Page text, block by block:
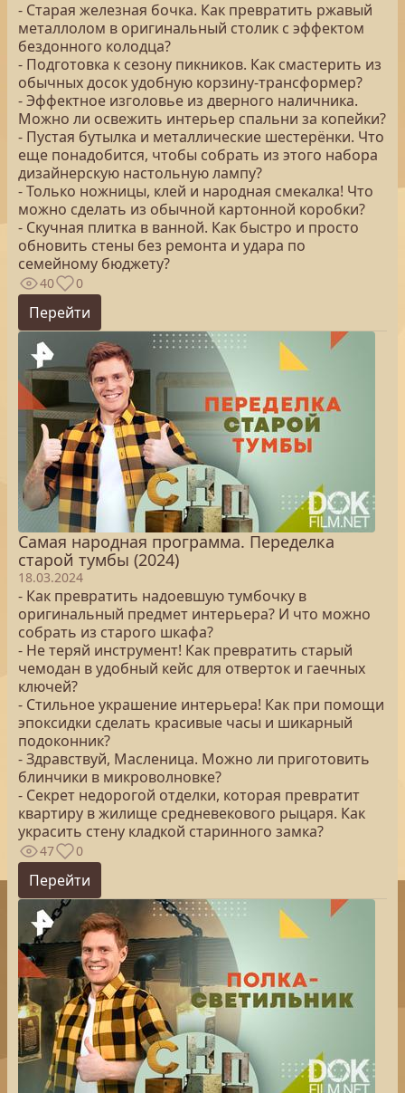
- Старая железная бочка. Как превратить ржавый
металлолом в оригинальный столик с эффектом
бездонного колодца?
- Подготовка к сезону пикников. Как смастерить из
обычных досок удобную корзину-трансформер?
- Эффектное изголовье из дверного наличника.
Можно ли освежить интерьер спальни за копейки?
- Пустая бутылка и металлические шестерёнки. Что
еще понадобится, чтобы собрать из этого набора
дизайнерскую настольную лампу?
- Только ножницы, клей и народная смекалка! Что
можно сделать из обычной картонной коробки?
- Скучная плитка в ванной. Как быстро и просто
обновить стены без ремонта и удара по
семейному бюджету?
40 0
Перейти
Самая народная программа. Переделка
старой тумбы (2024)
18.03.2024
- Как превратить надоевшую тумбочку в
оригинальный предмет интерьера? И что можно
собрать из старого шкафа?
- Не теряй инструмент! Как превратить старый
чемодан в удобный кейс для отверток и гаечных
ключей?
- Стильное украшение интерьера! Как при помощи
эпоксидки сделать красивые часы и шикарный
подоконник?
- Здравствуй, Масленица. Можно ли приготовить
блинчики в микроволновке?
- Секрет недорогой отделки, которая превратит
квартиру в жилище средневекового рыцаря. Как
украсить стену кладкой старинного замка?
47 0
Перейти